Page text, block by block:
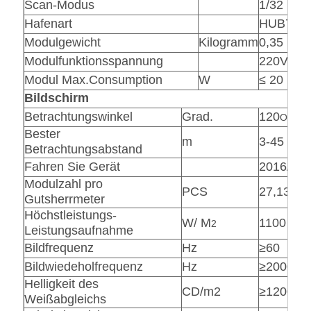
Scan-Modus
1/32
Hafenart
HUB75
Modulgewicht
Kilogramm0,35
Modulfunktionsspannung
Modul Max.Consumption
W
≤ 20
Bildschirm
Betrachtungswinkel
Grad. 120O
Bester
Betrachtungsabstand
m
3-45
Fahren Sie Gerät
2016/
Modulzahl pro
Gutsherrmeter
PCS
27,13
Höchstleistungs-
Leistungsaufnahme
W/ M2
1100
Bildfrequenz
Hz
≥60
Bildwiedeholfrequenz
Hz
≥2000
Helligkeit des
Weißabgleichs
CD/m2
≥1200